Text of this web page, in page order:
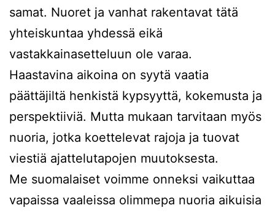
samat. Nuoret ja vanhat rakentavat tätä
yhteiskuntaa yhdessä eikä
vastakkainasetteluun ole varaa.
Haastavina aikoina on syytä vaatia
päättäjiltä henkistä kypsyyttä, kokemusta ja
perspektiiviä. Mutta mukaan tarvitaan myös
nuoria, jotka koettelevat rajoja ja tuovat
viestiä ajattelutapojen muutoksesta.
Me suomalaiset voimme onneksi vaikuttaa
vapaissa vaaleissa olimmepa nuoria aikuisia